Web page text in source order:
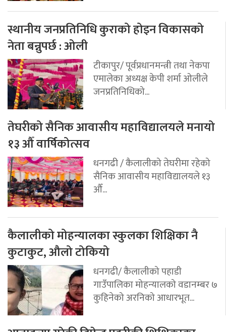
स्थानीय जनप्रतिनिधि कुराको होइन विकासको
नेता बन्नुपर्छ : ओली
टीकापुर/ पूर्वप्रधानमन्त्री तथा नेकपा
एमालेका अध्यक्ष केपी शर्मा ओलीले
जनप्रतिनिधिको...
तेघरीको सैनिक आवासीय महाविद्यालयले मनायो
१३ औँ वार्षिकोत्सव
धनगढी / कैलालीको तेघरीमा रहेको
सैनिक आवासीय महाविद्यालयले १३
औँ...
कैलालीको मोहन्यालका स्कुलका शिक्षिका नै
कुटाकुट, औलो टोकियो
धनगढी/ कैलालीको पहाडी
गाउँपालिका मोहन्यालको वडानम्बर ७
कुहिनेको अरनिको आधारभूत...